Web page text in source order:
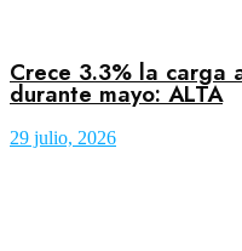
Crece 3.3% la carga
durante mayo: ALTA
29 julio, 2026